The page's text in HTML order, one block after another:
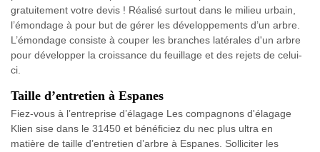
gratuitement votre devis ! Réalisé surtout dans le milieu urbain,
l’émondage à pour but de gérer les développements d’un arbre.
L’émondage consiste à couper les branches latérales d'un arbre
pour développer la croissance du feuillage et des rejets de celui-
ci.
Taille d’entretien à Espanes
Fiez-vous à l’entreprise d’élagage Les compagnons d'élagage
Klien sise dans le 31450 et bénéficiez du nec plus ultra en
matière de taille d’entretien d’arbre à Espanes. Solliciter les